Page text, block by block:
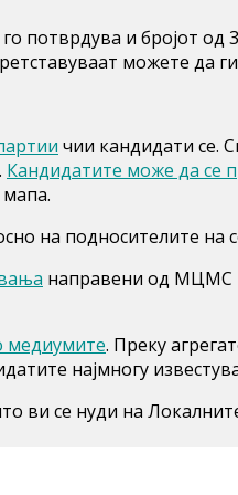
потврдува и бројот
можете да
чии кандидати се.
Кандидатите може да се
на подносителите на
направени од МЦМС
медиумите. Преку
најмногу
ви се нуди на